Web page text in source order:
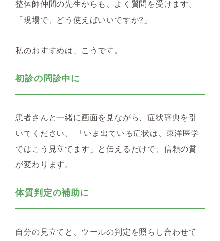
整体師仲間の先生からも、よく質問を受けます。
「現場で、どう使えばいいですか?」
私のおすすめは、こうです。
初診の問診中に
患者さんと一緒に画面を見ながら、症状辞典を引
いてください。 「いま出ている症状は、東洋医学
ではこう見立てます」と伝えるだけで、信頼の質
が変わります。
体質判定の補助に
自分の見立てと、ツールの判定を照らし合わせて